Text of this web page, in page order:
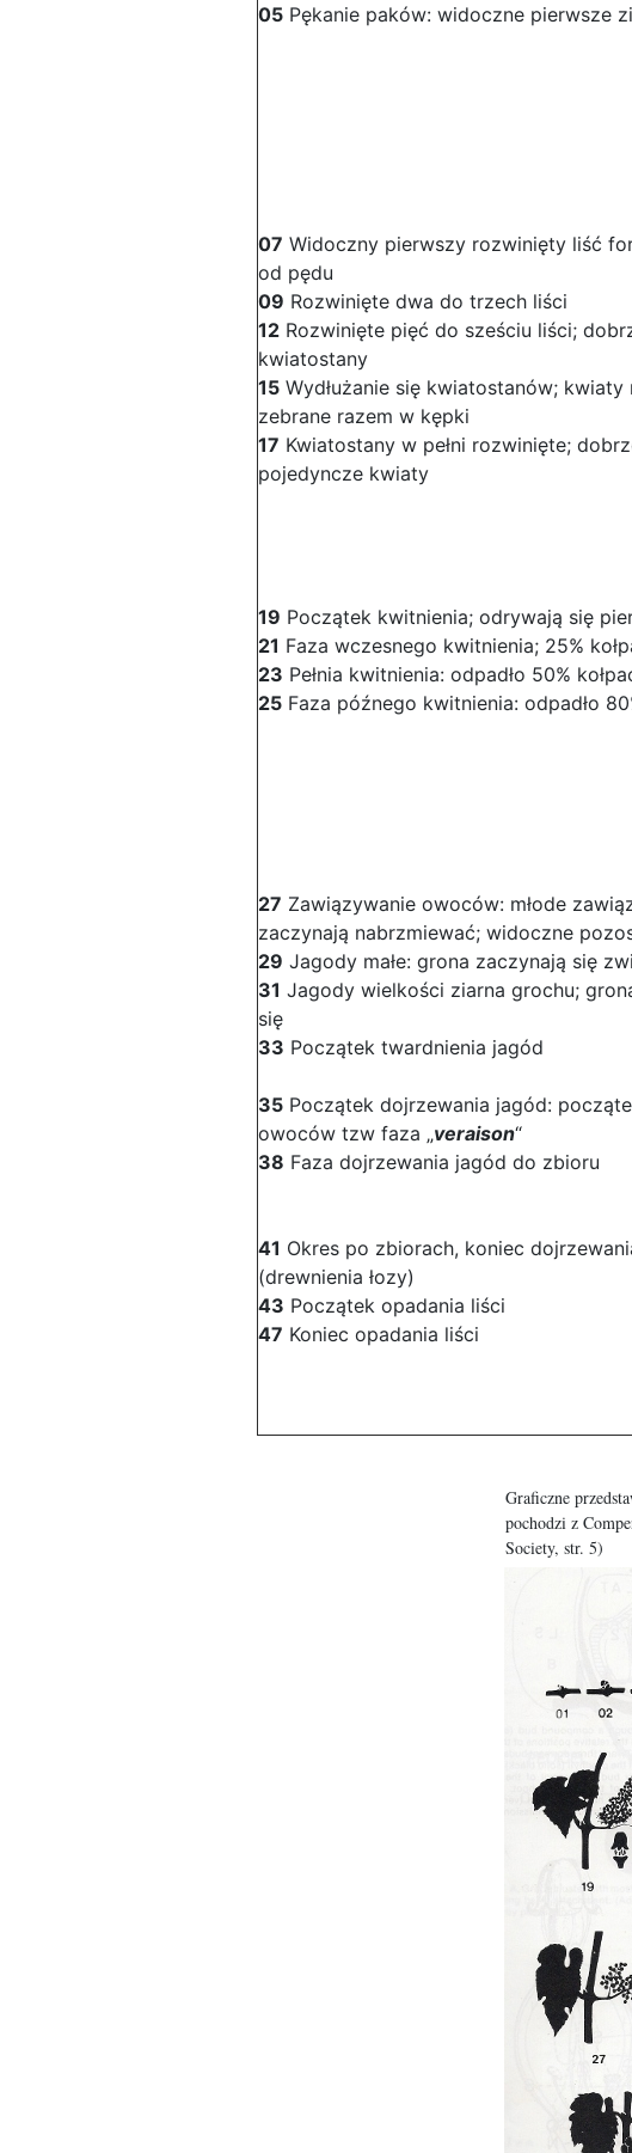
05 Pękanie paków: widoczne pierwsze
07 Widoczny pierwszy rozwinięty liść
od pędu
09 Rozwinięte dwa do trzech liści
12 Rozwinięte pięć do sześciu liści;
kwiatostany
15 Wydłużanie się kwiatostanów; kwiaty
zebrane razem w kępki
17 Kwiatostany w pełni rozwinięte;
pojedyncze kwiaty
19 Początek kwitnienia; odrywają się
21 Faza wczesnego kwitnienia; 25%
23 Pełnia kwitnienia: odpadło 50%
25 Faza późnego kwitnienia: odpadło
27 Zawiązywanie owoców: młode
zaczynają nabrzmiewać; widoczne
29 Jagody małe: grona zaczynają się
31 Jagody wielkości ziarna grochu;
się
33 Początek twardnienia jagód
35 Początek dojrzewania jagód:
owoców tzw faza „veraison“
38 Faza dojrzewania jagód do zbioru
41 Okres po zbiorach, koniec
(drewnienia łozy)
43 Początek opadania liści
47 Koniec opadania liści
Graficzne
pochodzi z
Society, str. 5)